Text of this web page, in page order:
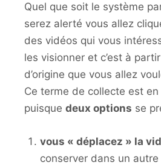
Quel que soit le système
serez alerté vous allez
des vidéos qui vous
les visionner et c’est à
d’origine que vous allez
Ce terme de collecte est
puisque deux options se
vous « déplacez » la
conserver dans un